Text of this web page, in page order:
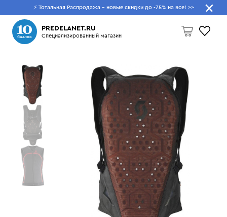
⚡ Тотальная Распродажа - новые скидки до -75% на все! >>
PREDELANET.RU
Специализированный магазин
Пусто
Что будем искать?